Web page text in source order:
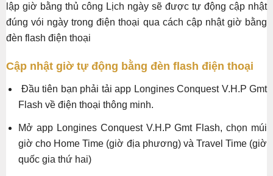
lập giờ bằng thủ công Lịch ngày sẽ được tự động cập nhật
đúng vói ngày trong điện thoại qua cách cập nhật giờ bằng
đèn flash điện thoại
Cập nhật giờ tự động bằng đèn flash điện thoại
Đầu tiên bạn phải tải app Longines Conquest V.H.P Gmt
Flash về điện thoại thông minh.
Mở app Longines Conquest V.H.P Gmt Flash, chọn múi
giờ cho Home Time (giờ địa phương) và Travel Time (giờ
quốc gia thứ hai)